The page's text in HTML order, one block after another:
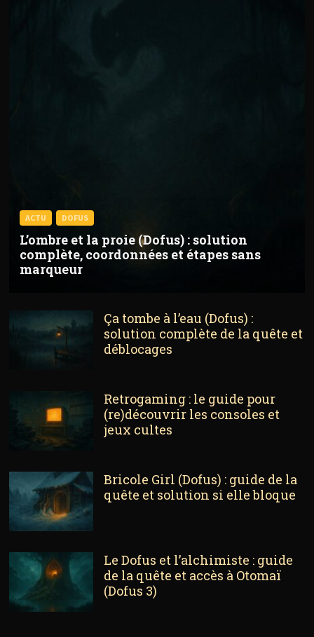
ACTU DOFUS
L’ombre et la proie (Dofus) : solution
complète, coordonnées et étapes sans
marqueur
Ça tombe à l’eau (Dofus) :
solution complète de la quête et
déblocages
Retrogaming : le guide pour
(re)découvrir les consoles et
jeux cultes
Bricole Girl (Dofus) : guide de la
quête et solution si elle bloque
Le Dofus et l’alchimiste : guide
de la quête et accès à Otomaï
(Dofus 3)